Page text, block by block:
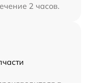
2 часов.